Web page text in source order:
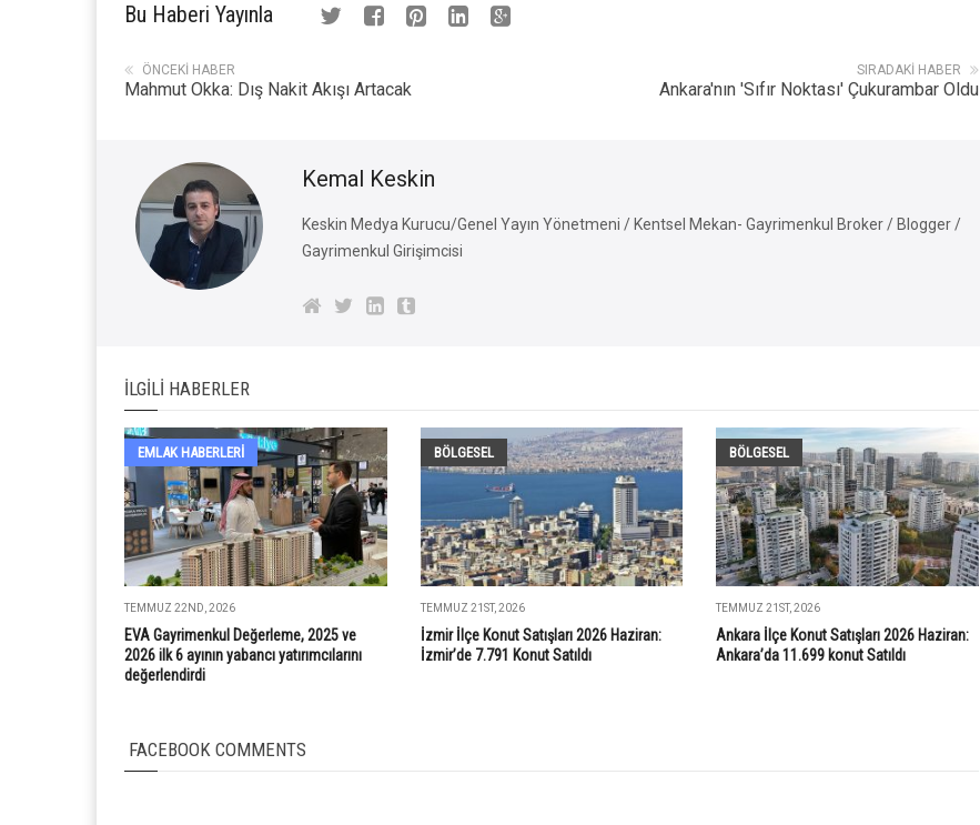
Bu Haberi Yayınla
SIRADAKI HABER
Ankara'nın 'Sıfır Noktası' Çukurambar Oldu
ÖNCEKI HABER
Mahmut Okka: Dış Nakit Akışı Artacak
Kemal Keskin
Keskin Medya Kurucu/Genel Yayın Yönetmeni / Kentsel Mekan- Gayrimenkul Broker / Blogger /
Gayrimenkul Girişimcisi
İLGILI HABERLER
EMLAK HABERLERI
TEMMUZ 22ND, 2026
EVA Gayrimenkul Değerleme, 2025 ve
2026 ilk 6 ayının yabancı yatırımcılarını
değerlendirdi
BÖLGESEL
TEMMUZ 21ST, 2026
İzmir İlçe Konut Satışları 2026 Haziran:
İzmir’de 7.791 Konut Satıldı
BÖLGESEL
TEMMUZ 21ST, 2026
Ankara İlçe Konut Satışları 2026 Haziran:
Ankara’da 11.699 konut Satıldı
FACEBOOK COMMENTS